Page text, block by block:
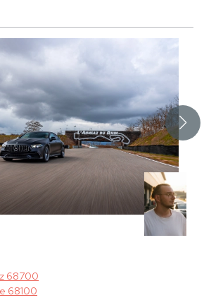
68700
68100